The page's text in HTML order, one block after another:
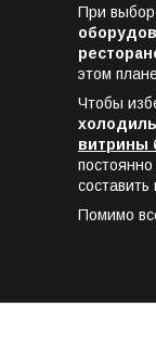
При
этом
Чтобы
витрины
Помимо